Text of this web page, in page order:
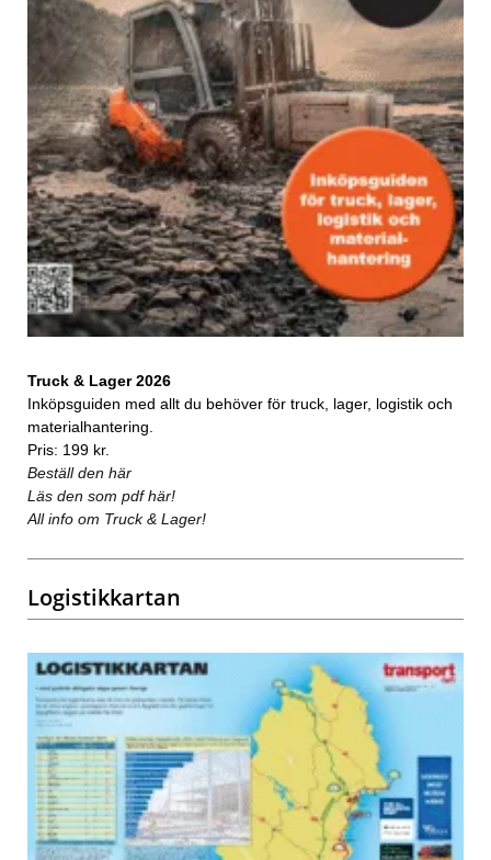
Truck & Lager 2026
Inköpsguiden med allt du behöver för truck, lager, logistik och
materialhantering.
Pris: 199 kr.
Beställ den här
Läs den som pdf här!
All info om Truck & Lager!
Logistikkartan